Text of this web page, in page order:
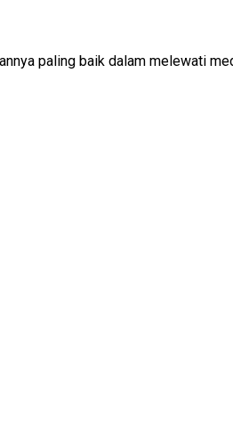
paling baik dalam melewati